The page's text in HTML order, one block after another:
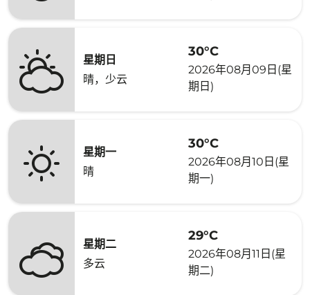
星期日
晴，少云
30°C
2026年08月09日(星
期日)
星期一
晴
30°C
2026年08月10日(星
期一)
星期二
多云
29°C
2026年08月11日(星
期二)